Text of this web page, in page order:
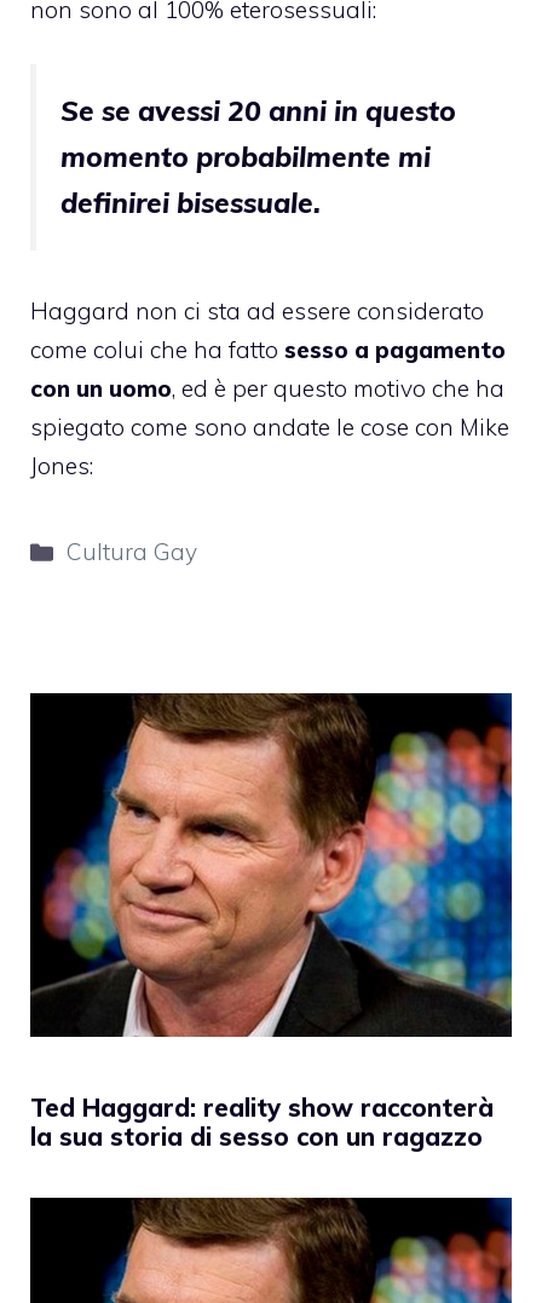
non sono al 100% eterosessuali:
Se se avessi 20 anni in questo
momento probabilmente mi
definirei bisessuale.
Haggard non ci sta ad essere considerato
come colui che ha fatto sesso a pagamento
con un uomo, ed è per questo motivo che ha
spiegato come sono andate le cose con Mike
Jones:
Categorie
Cultura Gay
Ted Haggard: reality show racconterà
la sua storia di sesso con un ragazzo